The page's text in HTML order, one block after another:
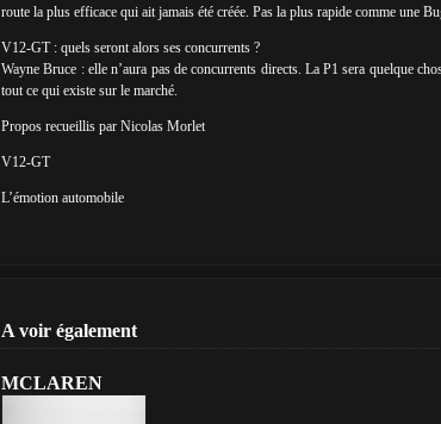
route la plus efficace qui ait jamais été créée. Pas la plus rapide comme une
V12-GT : quels seront alors ses concurrents ?
Wayne Bruce : elle n’aura pas de concurrents directs. La P1 sera quelque
tout ce qui existe sur le marché.
Propos recueillis par Nicolas Morlet
V12-GT
L’émotion automobile
A voir également
MCLAREN